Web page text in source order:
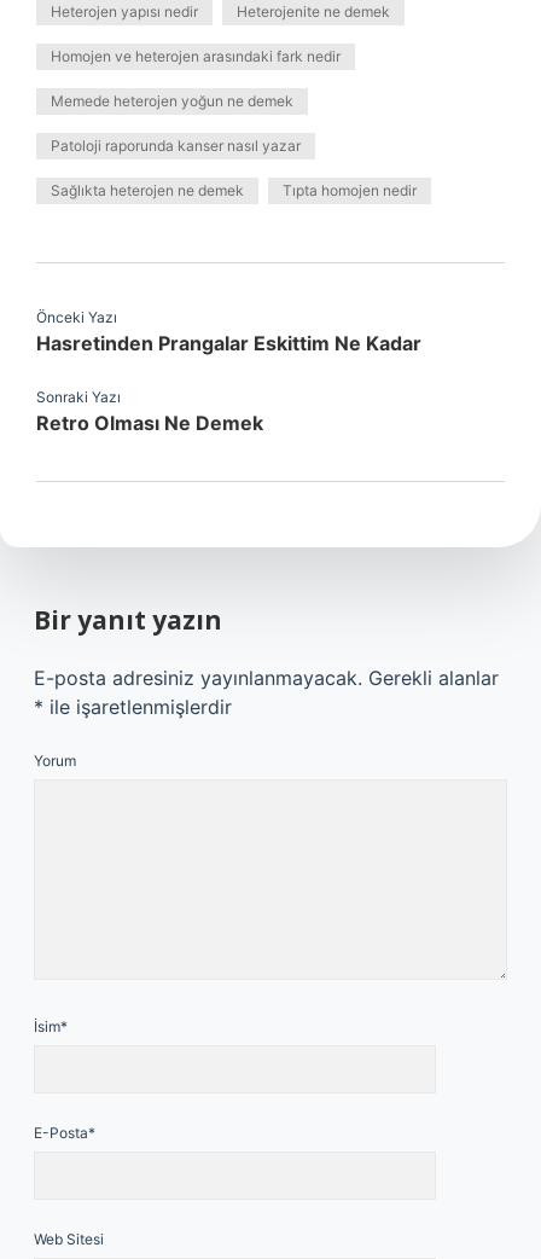
Heterojen yapısı nedir Heterojenite ne demek
Homojen ve heterojen arasındaki fark nedir
Memede heterojen yoğun ne demek
Patoloji raporunda kanser nasıl yazar
Sağlıkta heterojen ne demek Tıpta homojen nedir
Önceki Yazı
Hasretinden Prangalar Eskittim Ne Kadar
Sonraki Yazı
Retro Olması Ne Demek
Bir yanıt yazın
E-posta adresiniz yayınlanmayacak. Gerekli alanlar
* ile işaretlenmişlerdir
Yorum
İsim*
E-Posta*
Web Sitesi